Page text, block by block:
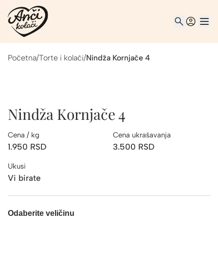
Početna/Torte i kolači/Nindža Kornjače 4
Nindža Kornjače 4
Cena / kg
1.950 RSD
Cena ukrašavanja
3.500 RSD
Ukusi
Vi birate
Odaberite veličinu